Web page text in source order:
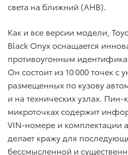
света на ближний (AHB).
Как и все версии модели,
Black Onyx оснащается
противоугонным
Он состоит из 10 000 точек с
размещенных по кузову
и на технических узлах.
микроточках содержит
VIN-номере и комплектации
делает кражу для
бессмысленной и